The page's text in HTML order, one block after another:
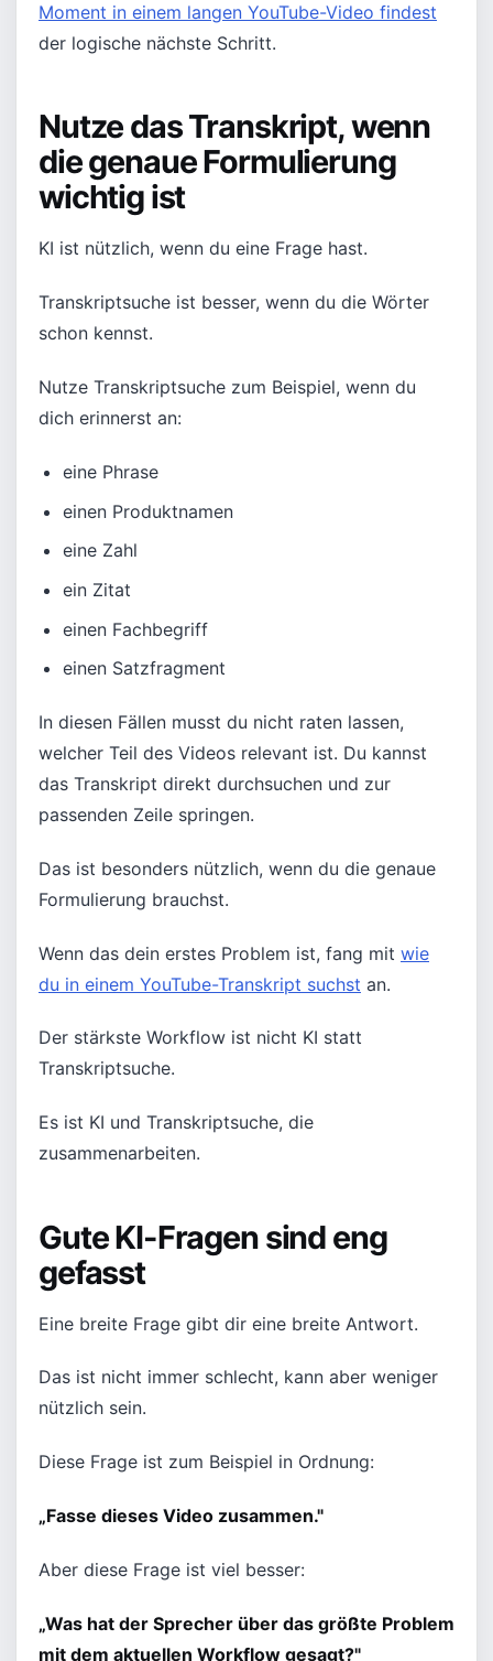
Moment in einem langen YouTube-Video findest
der logische nächste Schritt.
Nutze das Transkript, wenn
die genaue Formulierung
wichtig ist
KI ist nützlich, wenn du eine Frage hast.
Transkriptsuche ist besser, wenn du die Wörter
schon kennst.
Nutze Transkriptsuche zum Beispiel, wenn du
dich erinnerst an:
eine Phrase
einen Produktnamen
eine Zahl
ein Zitat
einen Fachbegriff
einen Satzfragment
In diesen Fällen musst du nicht raten lassen,
welcher Teil des Videos relevant ist. Du kannst
das Transkript direkt durchsuchen und zur
passenden Zeile springen.
Das ist besonders nützlich, wenn du die genaue
Formulierung brauchst.
Wenn das dein erstes Problem ist, fang mit wie
du in einem YouTube-Transkript suchst an.
Der stärkste Workflow ist nicht KI statt
Transkriptsuche.
Es ist KI und Transkriptsuche, die
zusammenarbeiten.
Gute KI-Fragen sind eng
gefasst
Eine breite Frage gibt dir eine breite Antwort.
Das ist nicht immer schlecht, kann aber weniger
nützlich sein.
Diese Frage ist zum Beispiel in Ordnung:
„Fasse dieses Video zusammen."
Aber diese Frage ist viel besser:
„Was hat der Sprecher über das größte Problem
mit dem aktuellen Workflow gesagt?"